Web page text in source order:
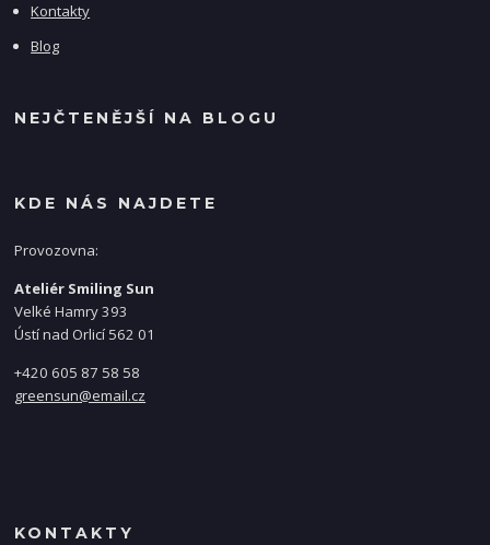
Kontakty
Blog
NEJČTENĚJŠÍ NA BLOGU
KDE NÁS NAJDETE
Provozovna:
Ateliér Smiling Sun
Velké Hamry 393
Ústí nad Orlicí 562 01
+420 605 87 58 58
greensun@email.cz
KONTAKTY